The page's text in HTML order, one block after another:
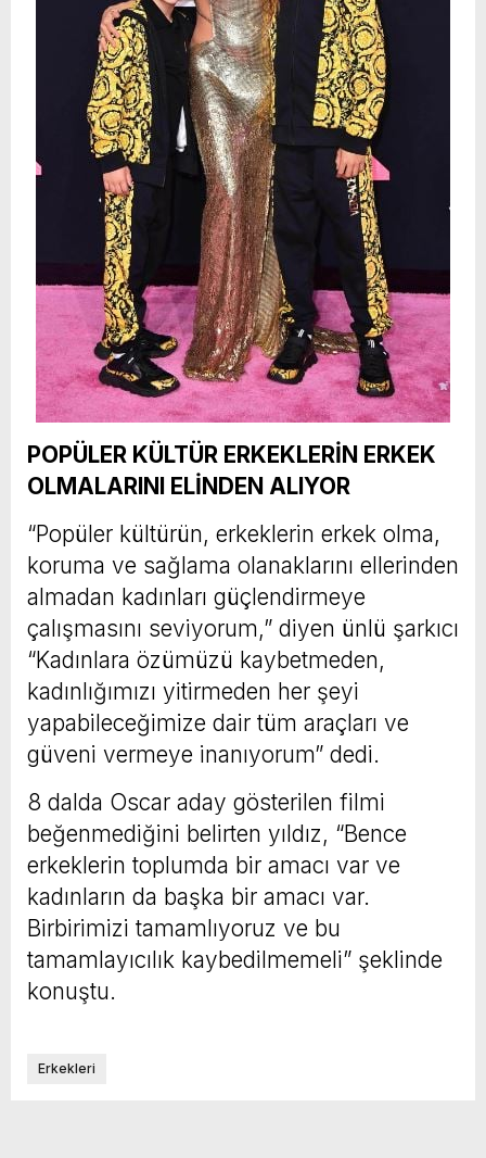
POPÜLER KÜLTÜR ERKEKLERİN ERKEK
OLMALARINI ELİNDEN ALIYOR
“Popüler kültürün, erkeklerin erkek olma,
koruma ve sağlama olanaklarını ellerinden
almadan kadınları güçlendirmeye
çalışmasını seviyorum,” diyen ünlü şarkıcı
“Kadınlara özümüzü kaybetmeden,
kadınlığımızı yitirmeden her şeyi
yapabileceğimize dair tüm araçları ve
güveni vermeye inanıyorum” dedi.
8 dalda Oscar aday gösterilen filmi
beğenmediğini belirten yıldız, “Bence
erkeklerin toplumda bir amacı var ve
kadınların da başka bir amacı var.
Birbirimizi tamamlıyoruz ve bu
tamamlayıcılık kaybedilmemeli” şeklinde
konuştu.
Erkekleri